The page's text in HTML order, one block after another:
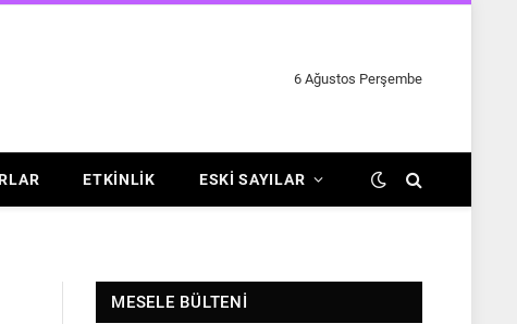
6 Ağustos Perşembe
ETKINLIK ESKI SAYILAR
MESELE BÜLTENI